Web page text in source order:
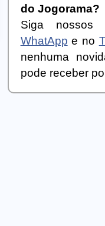
do Jogorama?
Siga
WhatApp e no
nenhuma
pode receber